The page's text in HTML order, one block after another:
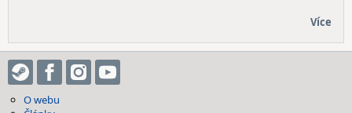
Více
O webu